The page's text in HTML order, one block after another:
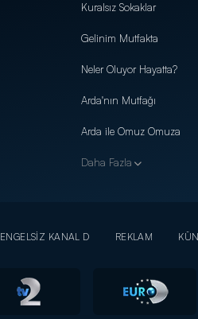
Kuralsız Sokaklar
Gelinim Mutfakta
Neler Oluyor Hayatta?
Arda'nın Mutfağı
Arda ile Omuz Omuza
Daha Fazla
ENGELSİZ KANAL D REKLAM